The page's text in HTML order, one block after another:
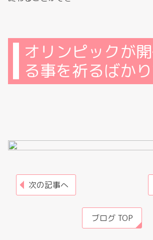
オリンピックが
る事を祈るばか
次の記事へ
ブログ TOP